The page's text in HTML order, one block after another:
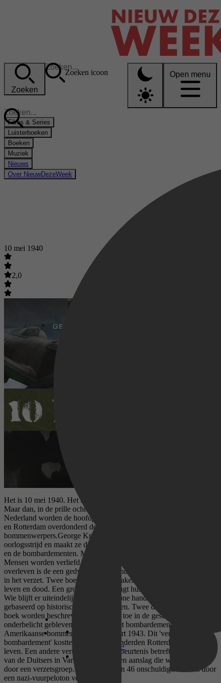
Zoeken
Zoeken icoon Open menu
Films & Series
Disney+
Luisterboeken
Boeken
Muziek
Nieuws
Over NieuwDezeWeek
10 mei 1940
2,0
Het is 10 mei 1940. Het belooft een stralende lentedag te worden.
Maar dan, in de prille ochtend komen de moffen. Net als de rest van
Nederland worden de hoofdpersonen in dit boek in de Achterhoek
en Rotterdam overdonderd door het plotselinge geweld van Duitse
bommenwerpers.George Knottnerus voert zijn lezers mee in de
oorlogsstrijd en maakt ze deelgenoot van de beproevingen, de angst
en de bombardementen. Maar het leven gaat door, móet door.
Mensen worden verliefd, trouwen, krijgen kinderen. Om te
overleven is de een gedwongen om onder te duiken, de ander gaat
in het verzet. Twee boezemvrienden raken verstrikt in dilemma's van
leven en dood. Een groot geheim brengt hun vriendschap in gevaar.
Wie blijft er uiteindelijk over met schone handen?Deze roman is
gebaseerd op historische gebeurtenissen. Twee drama's die in dit
boek worden beschreven, zijn tot nog toe in de geschiedenis
onderbelicht gebleven; het eerste is het bombardement door
Amerikaanse bommenwerpers in maart 1943. Dit 'vergeten
bombardement' kostte destijds aan honderden Rotterdammers het
leven. Een andere verschrikkelijke gebeurtenis betreft de represaille
van de Duitsers in Varsseveld, voor een aanslag die was gepleegd
door een verzetsgroep. Daarbij werden 46 onschuldige mensen door
een nazi-vuurpeloton vermoord.